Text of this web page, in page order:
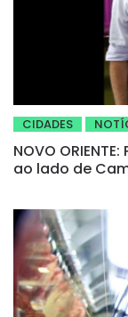
CIDADES
NOVO
ao lado de